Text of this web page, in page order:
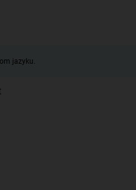
jazyku.